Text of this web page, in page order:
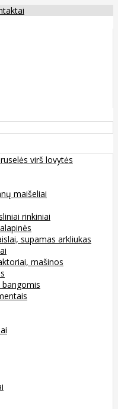
virš lovytės
maišeliai
rinkiniai
supamas arkliukas
mašinos